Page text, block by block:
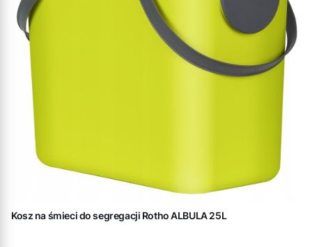
Kosz na śmieci do segregacji Rotho ALBULA 25L